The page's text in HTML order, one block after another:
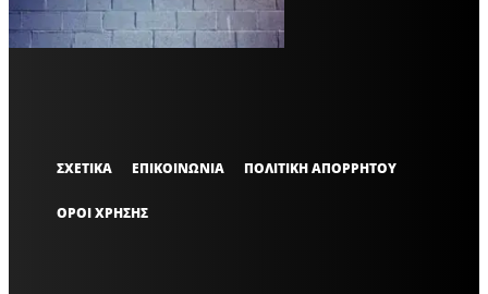
OFFICIAL
ΣΧΕΤΙΚΑ ΕΠΙΚΟΙΝΩΝΙΑ ΠΟΛΙΤΙΚΗ ΑΠΟΡΡΗΤΟΥ
ΟΡΟΙ ΧΡΗΣΗΣ